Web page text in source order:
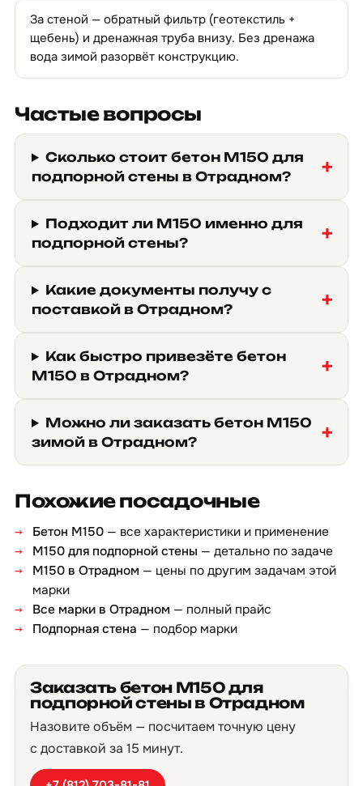
За стеной — обратный фильтр (геотекстиль +
щебень) и дренажная труба внизу. Без дренажа
вода зимой разорвёт конструкцию.
Частые вопросы
Сколько стоит бетон М150 для
подпорной стены в Отрадном?
Подходит ли М150 именно для
подпорной стены?
Какие документы получу с
поставкой в Отрадном?
Как быстро привезёте бетон
М150 в Отрадном?
Можно ли заказать бетон М150
зимой в Отрадном?
Похожие посадочные
Бетон М150 — все характеристики и применение
М150 для подпорной стены — детально по задаче
М150 в Отрадном — цены по другим задачам этой
марки
Все марки в Отрадном — полный прайс
Подпорная стена — подбор марки
Заказать бетон М150 для
подпорной стены в Отрадном
Назовите объём — посчитаем точную цену
с доставкой за 15 минут.